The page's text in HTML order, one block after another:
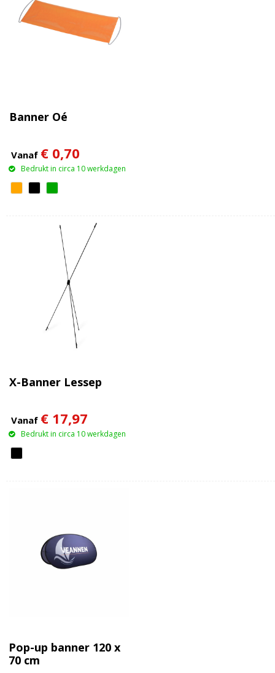
Banner Oé
Vanaf € 0,70
Bedrukt in circa 10 werkdagen
X-Banner Lessep
Vanaf € 17,97
Bedrukt in circa 10 werkdagen
Pop-up banner 120 x
70 cm